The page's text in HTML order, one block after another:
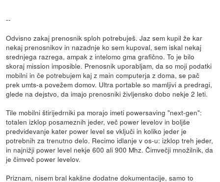
--
Odvisno zakaj prenosnik sploh potrebuješ. Jaz sem kupil že kar
nekaj prenosnikov in nazadnje ko sem kupoval, sem iskal nekaj
srednjega razrega, ampak z intelomo gma grafično. To je bilo
skoraj mission imposible. Prenosnik uporabljam, da so moji podatki
mobilni in če potrebujem kaj z main computerja z doma, se pač
prek umts-a povežem domov. Ultra portable so mamljivi a predragi,
glede na dejstvo, da imajo prenosniki življensko dobo nekje 2 leti.
Tile mobilni štirijedrniki pa morajo imeti powersaving "next-gen":
totalen izklop posameznih jeder, več power levelov in boljše
predvidevanje kater power level se vključi in koliko jeder je
potrebnih za trenutno delo. Recimo idlanje v os-u: izklop treh jeder,
in najnižji power level nekje 600 ali 900 Mhz. Čimvečji množilnik, da
je čimveč power levelov.
Priznam, nisem bral kakšne dodatne dokumentacije, samo to